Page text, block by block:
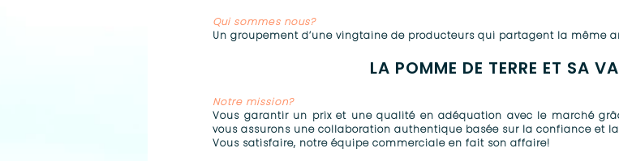
Qui sommes nous?
Un groupement d’une vingtaine de producteurs qui partagent la même
LA POMME DE TERRE ET SA
Notre mission?
Vous garantir un prix et une qualité en adéquation avec le marché
vous assurons une collaboration authentique basée sur la confiance et
Vous satisfaire, notre équipe commerciale en fait son affaire!​